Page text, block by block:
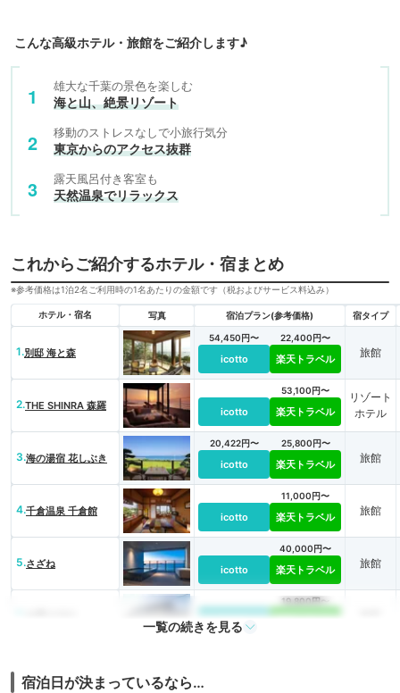
こんな高級ホテル・旅館をご紹介します♪
雄大な千葉の景色を楽しむ
海と山、絶景リゾート
移動のストレスなしで小旅行気分
東京からのアクセス抜群
露天風呂付き客室も
天然温泉でリラックス
これからご紹介するホテル・宿まとめ
※参考価格は1泊2名ご利用時の1名あたりの金額です（税およびサービス料込み）
ホテル・宿名 写真 宿泊プラン(参考価格) 宿タイプ
1.別邸 海と森
54,450円〜
icotto
22,400円〜
楽天トラベル 旅館
2.THE SHINRA 森羅 icotto
53,100円〜
楽天トラベル
リゾート
ホテル
3.海の湯宿 花しぶき
20,422円〜
icotto
25,800円〜
楽天トラベル 旅館
4.千倉温泉 千倉館 icotto
11,000円〜
楽天トラベル 旅館
5.さざね icotto
40,000円〜
楽天トラベル 旅館
icotto
19,800円〜
Resort ゆうみ
一覧の続きを見る
宿泊日が決まっているなら…